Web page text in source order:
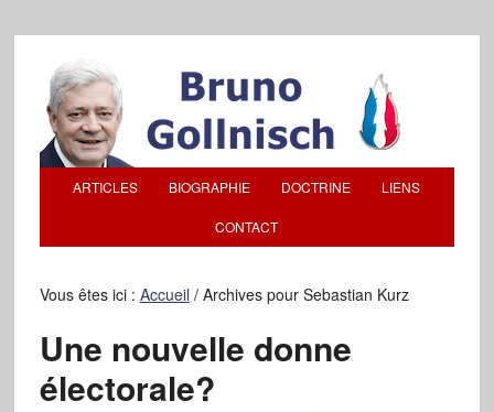
ARTICLES BIOGRAPHIE DOCTRINE LIENS
CONTACT
Vous êtes ici : Accueil /Archives pour Sebastian Kurz
Une nouvelle donne
électorale?